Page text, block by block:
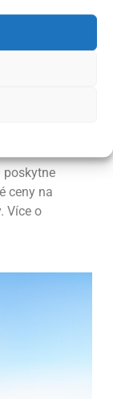
poskytne
ceny na
Více o